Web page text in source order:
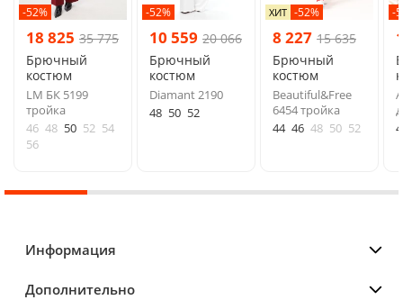
-52%
18 825 35 775
Брючный
костюм
LM БК 5199
тройка
46 48 50 52 54
56
-52%
10 559 20 066
Брючный
костюм
Diamant 2190
48 50 52
ХИТ -52%
8 227 15 635
Брючный
костюм
Beautiful&Free
6454 тройка
44 46 48 50 52
-
Информация
Дополнительно